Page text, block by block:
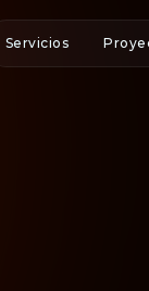
Servicios